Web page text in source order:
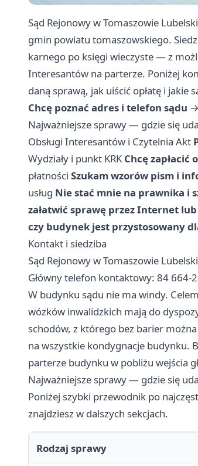
Sąd Rejonowy w Tomaszowie
gmin powiatu tomaszowskiego.
karnego po księgi wieczyste — z
Interesantów na parterze. Poniżej
daną sprawą, jak uiścić opłatę i jakie
Chcę poznać adres i telefon sądu →
Najważniejsze sprawy — gdzie się
Obsługi Interesantów i Czytelnia Akt
Wydziały i punkt KRK Chcę zapłacić
płatności Szukam wzorów pism i
usług Nie stać mnie na prawnika i
załatwić sprawę przez Internet lub
czy budynek jest przystosowany
Kontakt i siedziba
Sąd Rejonowy w Tomaszowie
Główny telefon kontaktowy: 84 664-
W budynku sądu nie ma windy.
wózków inwalidzkich mają do
schodów, z którego bez barier
na wszystkie kondygnacje budynku.
parterze budynku w pobliżu wejścia
Najważniejsze sprawy — gdzie się
Poniżej szybki przewodnik po
znajdziesz w dalszych sekcjach.
Rodzaj sprawy